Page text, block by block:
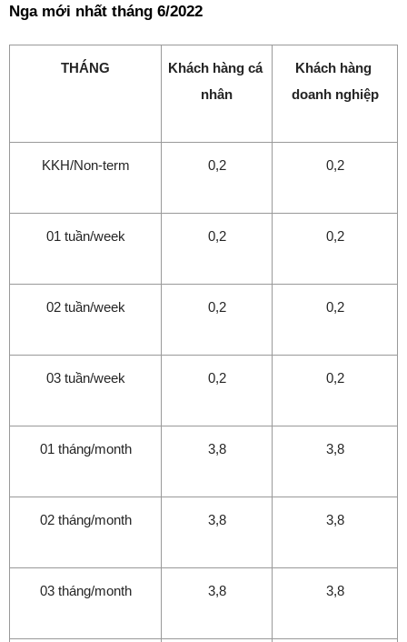
Nga mới nhất tháng 6/2022
THÁNG
Khách hàng cá
nhân
Khách hàng
doanh nghiệp
KKH/Non-term 0,2 0,2
01 tuần/week 0,2 0,2
02 tuần/week 0,2 0,2
03 tuần/week 0,2 0,2
01 tháng/month 3,8 3,8
02 tháng/month 3,8 3,8
03 tháng/month 3,8 3,8